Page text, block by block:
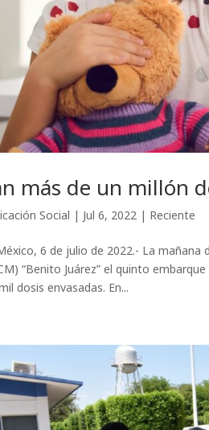
más de un millón
Social | Jul 6, 2022 | Reciente
6 de julio de 2022.- La
“Benito Juárez” el quinto
dosis envasadas. En...